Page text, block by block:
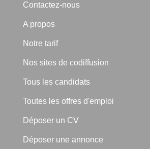
Contactez-nous
A propos
Notre tarif
Nos sites de codiffusion
Tous les candidats
Toutes les offres d'emploi
Déposer un CV
Déposer une annonce